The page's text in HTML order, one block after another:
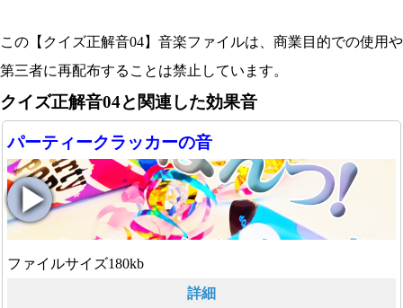
この【クイズ正解音04】音楽ファイルは、商業目的での使用や
第三者に再配布することは禁止しています。
クイズ正解音04と関連した効果音
パーティークラッカーの音
ファイルサイズ180kb
詳細